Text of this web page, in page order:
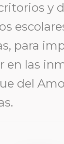
y
para
en las
del